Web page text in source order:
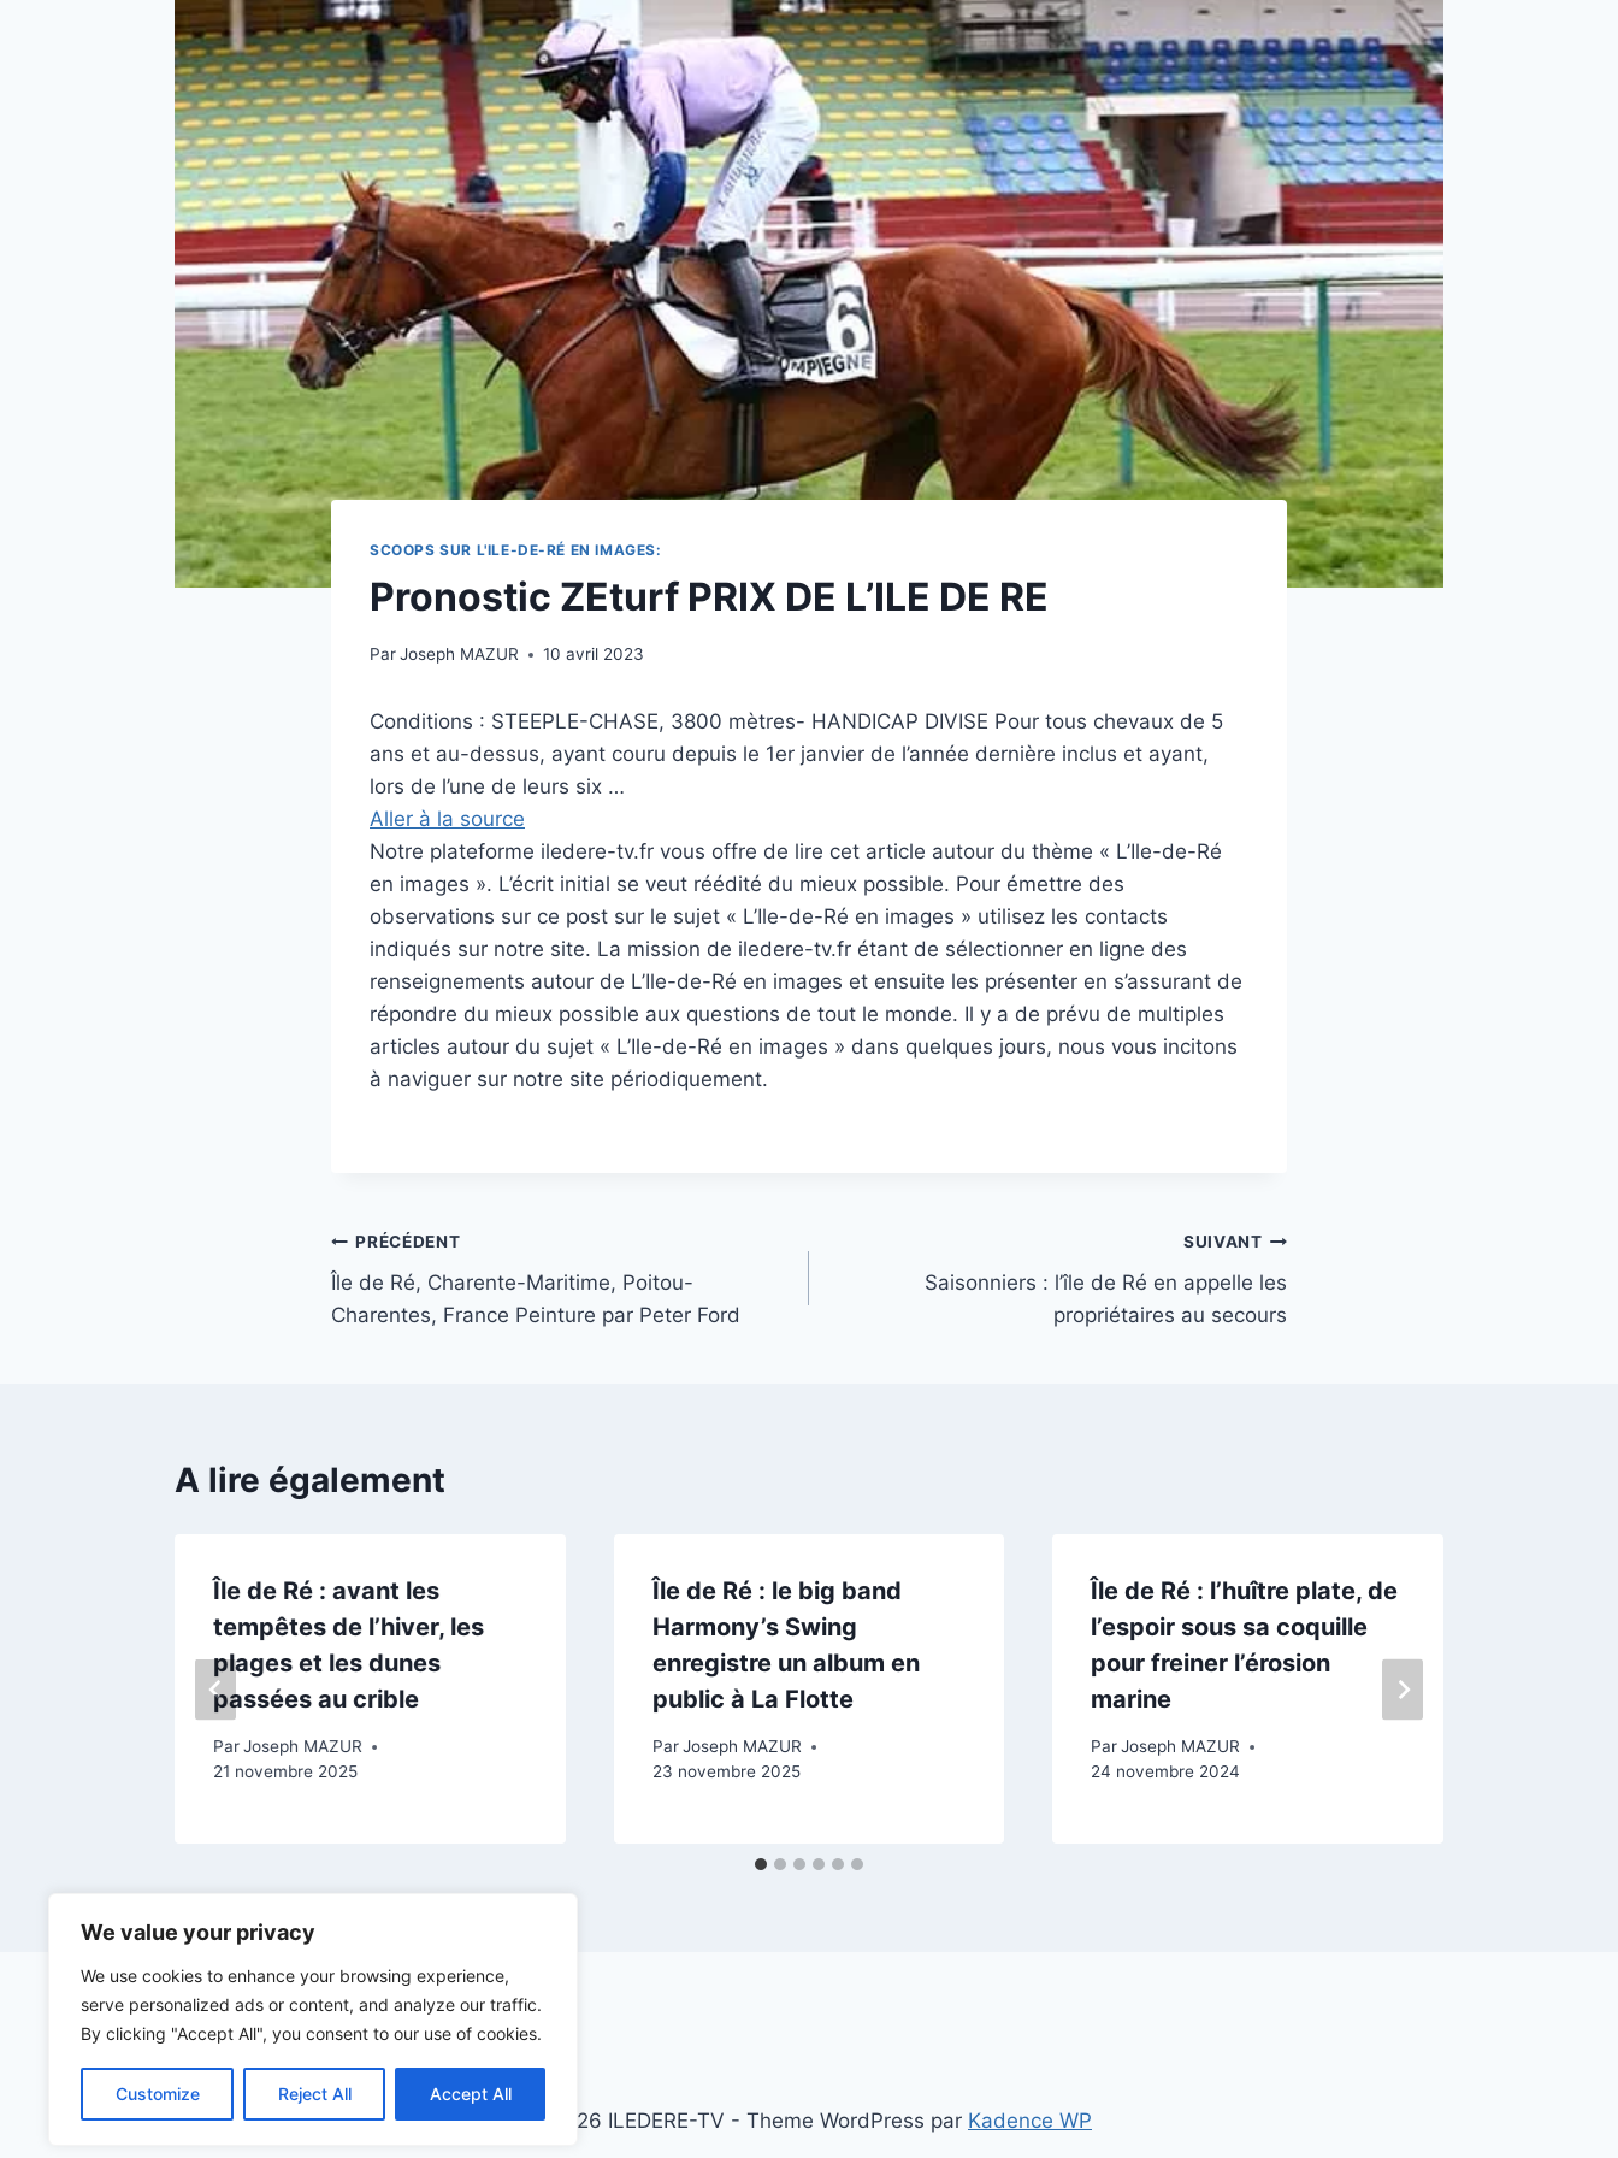
We value your privacy
We use cookies to enhance your browsing experience,
serve personalized ads or content, and analyze our traffic.
By clicking "Accept All", you consent to our use of cookies.
Customize Reject All Accept All
SCOOPS SUR L'ILE-DE-RÉ EN IMAGES:
Pronostic ZEturf PRIX DE L’ILE DE RE
ParJoseph MAZUR 10 avril 2023
Conditions : STEEPLE-CHASE, 3800 mètres- HANDICAP DIVISE Pour tous chevaux de 5
ans et au-dessus, ayant couru depuis le 1er janvier de l’année dernière inclus et ayant,
lors de l’une de leurs six …
Aller à la source
Notre plateforme iledere-tv.fr vous offre de lire cet article autour du thème « L’Ile-de-Ré
en images ». L’écrit initial se veut réédité du mieux possible. Pour émettre des
observations sur ce post sur le sujet « L’Ile-de-Ré en images » utilisez les contacts
indiqués sur notre site. La mission de iledere-tv.fr étant de sélectionner en ligne des
renseignements autour de L’Ile-de-Ré en images et ensuite les présenter en s’assurant de
répondre du mieux possible aux questions de tout le monde. Il y a de prévu de multiples
articles autour du sujet « L’Ile-de-Ré en images » dans quelques jours, nous vous incitons
à naviguer sur notre site périodiquement.
Navigation
de
PRÉCÉDENT
Île de Ré, Charente-Maritime, Poitou-
Charentes, France Peinture par Peter Ford
SUIVANT
Saisonniers : l’île de Ré en appelle les
propriétaires au secours
A lire également
Île de Ré : avant les
tempêtes de l’hiver, les
plages et les dunes
passées au crible
ParJoseph MAZUR
21 novembre 2025
Île de Ré : le big band
Harmony’s Swing
enregistre un album en
public à La Flotte
Par Joseph MAZUR
23 novembre 2025
Île de Ré : l’huître plate, de
l’espoir sous sa coquille
pour freiner l’érosion
marine
Par Joseph MAZUR
24 novembre 2024
© 2026 ILEDERE-TV - Theme WordPress par Kadence WP